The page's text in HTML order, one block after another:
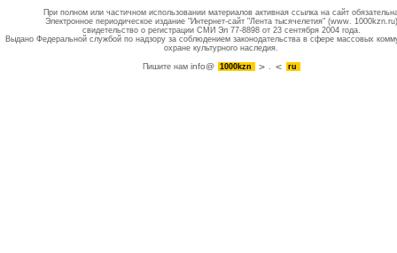
При полном или частичном использовании материалов активная ссылка на сайт
Электронное периодическое издание "Интернет-сайт "Лента тысячелетия" (www. 1000kzn.ru)
свидетельство о регистрации СМИ Эл 77-8898 от 23 сентября 2004 года.
Выдано Федеральной службой по надзору за соблюдением законодательства в сфере массовых
охране культурного наследия.
Пишите намinfo@ 1000kzn . ru